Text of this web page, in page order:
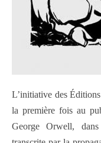
L’initiative des
la première fois au
George Orwell,